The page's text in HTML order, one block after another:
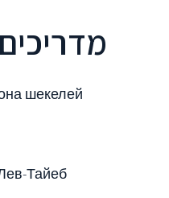
шекелей
Тайеб